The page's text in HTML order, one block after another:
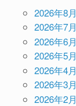
2026年8月
2026年7月
2026年6月
2026年5月
2026年4月
2026年3月
2026年2月